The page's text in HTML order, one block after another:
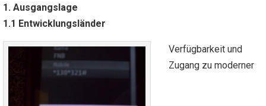
1. Ausgangslage
1.1 Entwicklungsländer
Verfügbarkeit und
Zugang zu moderner